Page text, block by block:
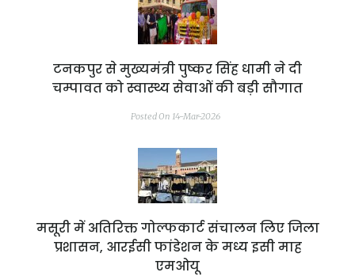
टनकपुर से मुख्यमंत्री पुष्कर सिंह धामी ने दी
चम्पावत को स्वास्थ्य सेवाओं की बड़ी सौगात
Posted On 14-Mar-2026
मसूरी में अतिरिक्त गोल्फकार्ट संचालन लिए जिला
प्रशासन, आरईसी फांडेशन के मध्य इसी माह
एमओयू